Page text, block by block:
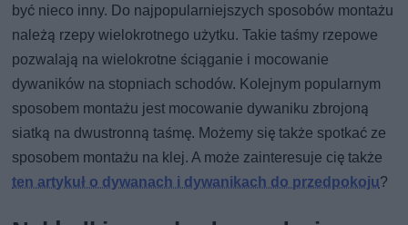
być nieco inny. Do najpopularniejszych sposobów montażu
należą rzepy wielokrotnego użytku. Takie taśmy rzepowe
pozwalają na wielokrotne ściąganie i mocowanie
dywaników na stopniach schodów. Kolejnym popularnym
sposobem montażu jest mocowanie dywaniku zbrojoną
siatką na dwustronną taśmę. Możemy się także spotkać ze
sposobem montażu na klej. A może zainteresuje cię także
ten artykuł o dywanach i dywanikach do przedpokoju?